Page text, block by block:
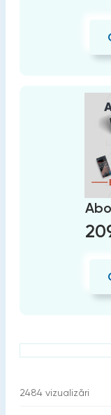
2484 vizualizări